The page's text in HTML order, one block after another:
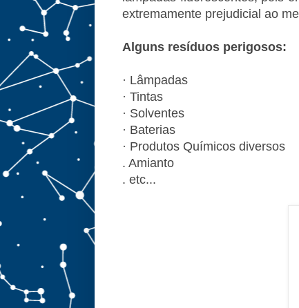
extremamente prejudicial ao
Alguns resíduos perigosos:
· Lâmpadas
· Tintas
· Solventes
· Baterias
· Produtos Químicos diversos
. Amianto
. etc...